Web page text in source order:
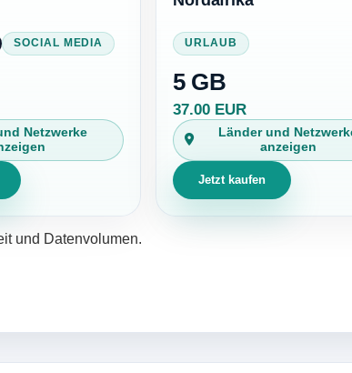
SOCIAL MEDIA
Netzwerke
URLAUB
5 GB
37.00 EUR
Länder und
anzeigen
Jetzt kaufen
und Datenvolumen.